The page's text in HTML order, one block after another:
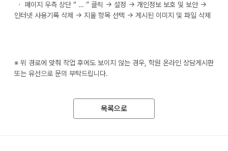
ㆍ 페이지 우측 상단 “ … ” 클릭 → 설정 → 개인정보 보호 및 보안 →
인터넷 사용기록 삭제 → 지울 항목 선택 → 게시된 이미지 및 파일 삭제
※ 위 경로에 맞춰 작업 후에도 보이지 않는 경우, 학원 온라인 상담게시판
또는 유선으로 문의 부탁드립니다.
목록으로